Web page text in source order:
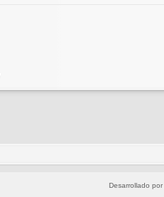
Desarrollado por